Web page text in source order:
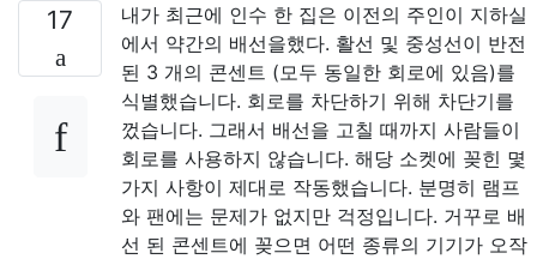
17
내가 최근에 인수 한 집은 이전의 주인이 지하실
에서 약간의 배선을했다. 활선 및 중성선이 반전
된 3 개의 콘센트 (모두 동일한 회로에 있음)를
식별했습니다. 회로를 차단하기 위해 차단기를
껐습니다. 그래서 배선을 고칠 때까지 사람들이
회로를 사용하지 않습니다. 해당 소켓에 꽂힌 몇
가지 사항이 제대로 작동했습니다. 분명히 램프
와 팬에는 문제가 없지만 걱정입니다. 거꾸로 배
선 된 콘센트에 꽂으면 어떤 종류의 기기가 오작